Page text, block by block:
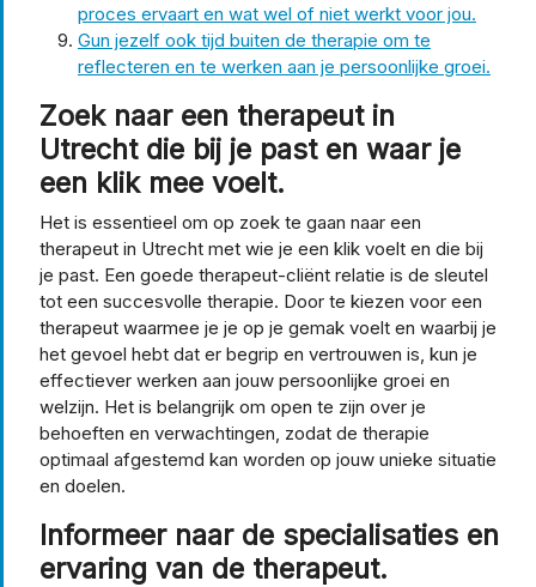
proces ervaart en wat wel of niet werkt voor jou.
Gun jezelf ook tijd buiten de therapie om te
reflecteren en te werken aan je persoonlijke groei.
Zoek naar een therapeut in
Utrecht die bij je past en waar je
een klik mee voelt.
Het is essentieel om op zoek te gaan naar een
therapeut in Utrecht met wie je een klik voelt en die bij
je past. Een goede therapeut-cliënt relatie is de sleutel
tot een succesvolle therapie. Door te kiezen voor een
therapeut waarmee je je op je gemak voelt en waarbij je
het gevoel hebt dat er begrip en vertrouwen is, kun je
effectiever werken aan jouw persoonlijke groei en
welzijn. Het is belangrijk om open te zijn over je
behoeften en verwachtingen, zodat de therapie
optimaal afgestemd kan worden op jouw unieke situatie
en doelen.
Informeer naar de specialisaties en
ervaring van de therapeut.